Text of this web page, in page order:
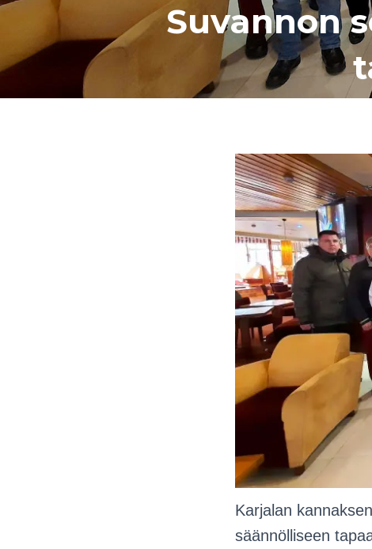
Suvannon
Karjalan
säännölliseen